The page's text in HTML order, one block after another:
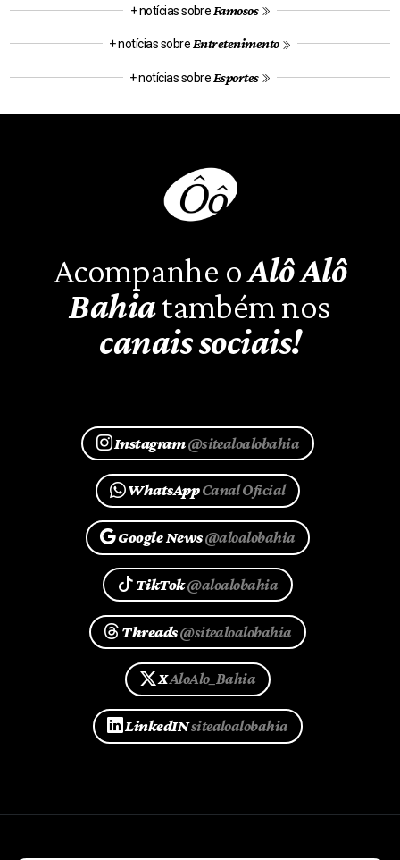
+ notícias sobre Famosos
+ notícias sobre Entretenimento
+ notícias sobre Esportes
Acompanhe oAlô Alô
Bahiatambém nos
canais sociais!
Instagram@sitealoalobahia
WhatsAppCanal Oficial
Google News@aloalobahia
TikTok@aloalobahia
Threads@sitealoalobahia
XAloAlo_Bahia
LinkedINsitealoalobahia